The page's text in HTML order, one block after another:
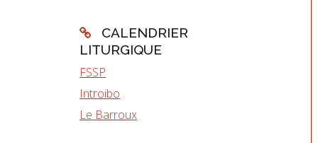
CALENDRIER
LITURGIQUE
FSSP
Introibo
Le Barroux